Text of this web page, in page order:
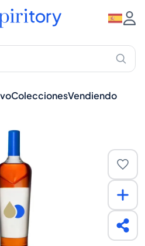
ColeccionesVendiendo